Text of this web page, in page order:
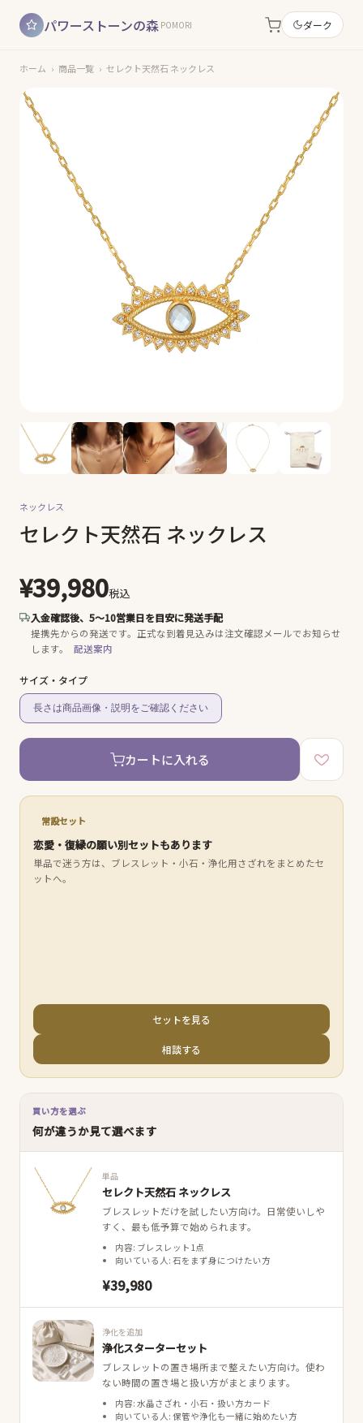
パワーストーンの森 POMORI ダーク
ホーム › 商品一覧 › セレクト天然石 ネックレス
ネックレス
セレクト天然石 ネックレス
¥39,980税込
入金確認後、5〜10営業日を目安に発送手配
提携先からの発送です。 正式な到着見込みは注文確認メールでお知らせ
します。
配送案内
サイズ・タイプ
長さは商品画像・説明をご確認ください
カートに入れる
常設セット
恋愛・復縁の願い別セットもあります
単品で迷う方は、ブレスレット・小石・浄化用さざれをまとめたセ
ットへ。
セットを見る
相談する
買い方を選ぶ
何が違うか見て選べます
単品
セレクト天然石 ネックレス
ブレスレットだけを試したい方向け。日常使いしや
すく、最も低予算で始められます。
内容: ブレスレット1点
向いている人: 石をまず身につけたい方
¥39,980
浄化を追加
浄化スターターセット
ブレスレットの置き場所まで整えたい方向け。使わ
ない時間の置き場と扱い方がまとまります。
内容: 水晶さざれ・小石・扱い方カード
向いている人: 保管や浄化も一緒に始めたい方